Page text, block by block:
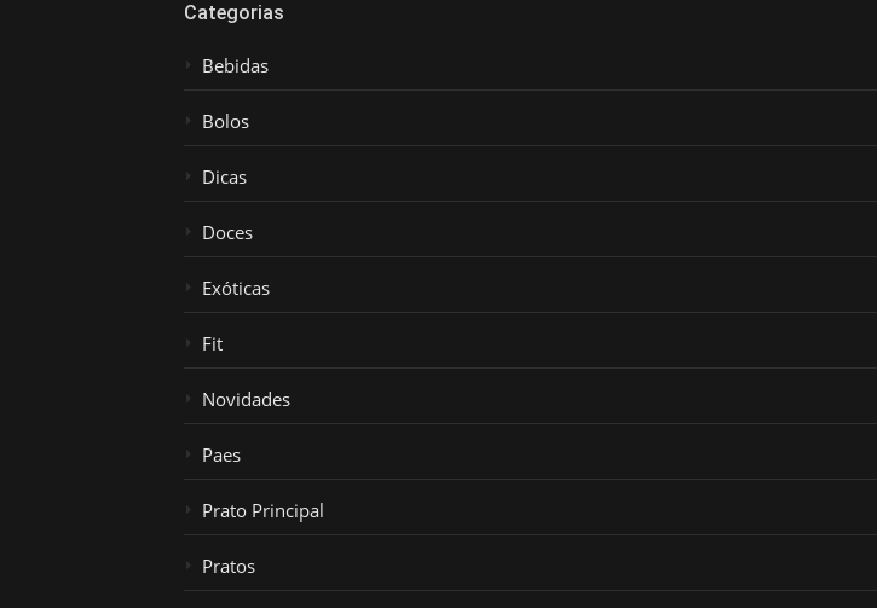
Categorias
Bebidas
Bolos
Dicas
Doces
Exóticas
Fit
Novidades
Paes
Prato Principal
Pratos